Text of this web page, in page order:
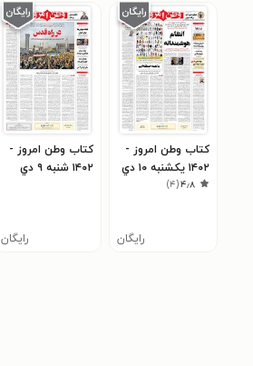
کتاب وطن امروز -
۱۴۰۲ يکشنبه ۱۰ دي
۴٫۸(۴)
رایگان
کتاب وطن امروز -
۱۴۰۲ شنبه ۹ دي
رایگان